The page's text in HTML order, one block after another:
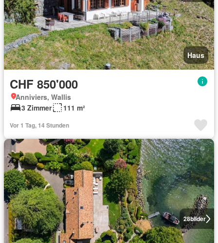
Haus
CHF 850'000
Anniviers, Wallis
3 Zimmer
111 m²
Vor 1 Tag, 14 Stunden
28bilder